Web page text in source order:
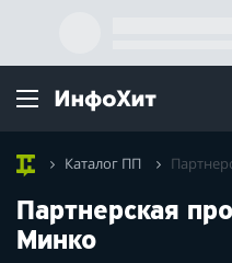
Каталог ПП
Партнерская
Минко